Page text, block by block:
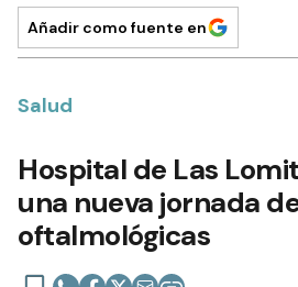
Añadir como fuente en
Salud
Hospital de Las
una nueva jornada
oftalmológicas